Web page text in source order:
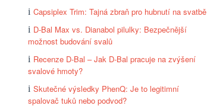
Capsiplex Trim: Tajná zbraň pro hubnutí na svatbě
D-Bal Max vs. Dianabol pilulky: Bezpečnější
možnost budování svalů
Recenze D-Bal – Jak D-Bal pracuje na zvýšení
svalové hmoty?
Skutečné výsledky PhenQ: Je to legitimní
spalovač tuků nebo podvod?